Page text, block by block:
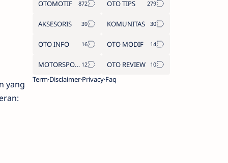
yang
OTOMOTIF OTO TIPS
AKSESORIS KOMUNITAS
OTO INFO OTO MODIF
MOTORSPORT
OTO REVIEW
TermDisclaimerPrivacyFaq